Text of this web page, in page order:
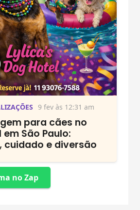
9 fev às 12:31 am
para cães no
São Paulo:
cuidado e diversão
no Zap